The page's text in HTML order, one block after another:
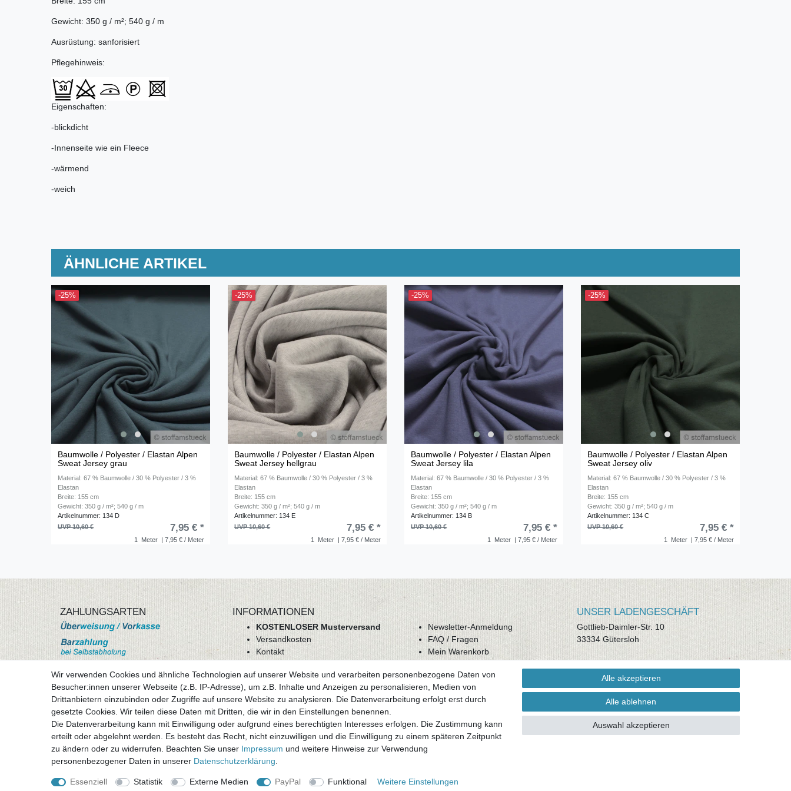
Gewicht: 350 g / m²; 540 g / m
Ausrüstung: sanforisiert
Pflegehinweis:
Eigenschaften:
-blickdicht
-Innenseite wie ein Fleece
-wärmend
-weich
ÄHNLICHE ARTIKEL
-25%
Baumwolle / Polyester / Elastan Alpen
Sweat Jersey grau
Material: 67 % Baumwolle / 30 % Polyester / 3 %
Elastan
Breite: 155 cm
Gewicht: 350 g / m²; 540 g / m
Artikelnummer: 134 D
1 Meter | 7,95 € / Meter
UVP 10,60 € 7,95 € *
-25%
Baumwolle / Polyester / Elastan Alpen
Sweat Jersey hellgrau
Material: 67 % Baumwolle / 30 % Polyester / 3 %
Elastan
Breite: 155 cm
Gewicht: 350 g / m²; 540 g / m
Artikelnummer: 134 E
1 Meter | 7,95 € / Meter
UVP 10,60 € 7,95 € *
-25%
Baumwolle / Polyester / Elastan Alpen
Sweat Jersey lila
Material: 67 % Baumwolle / 30 % Polyester / 3 %
Elastan
Breite: 155 cm
Gewicht: 350 g / m²; 540 g / m
Artikelnummer: 134 B
1 Meter | 7,95 € / Meter
UVP 10,60 € 7,95 € *
-25%
Baumwolle / Polyester / Elastan Alpen
Sweat Jersey oliv
Material: 67 % Baumwolle / 30 % Polyester / 3 %
Elastan
Breite: 155 cm
Gewicht: 350 g / m²; 540 g / m
Artikelnummer: 134 C
1 Meter | 7,95 € / Meter
UVP 10,60 € 7,95 € *
ZAHLUNGSARTEN
mehr Informationen
Besuchen sie uns auf
INFORMATIONEN
KOSTENLOSER Musterversand
Versandkosten
Kontakt
AGB
Datenschutz
Impressum
Vertrag widerrufen
Newsletter-Anmeldung
FAQ / Fragen
Mein Warenkorb
Mein Konto
UNSER LADENGESCHÄFT
Gottlieb-Daimler-Str. 10
33334 Gütersloh
ÖFFNUNGSZEITEN
Montag - Dienstag: 8.00 - 18.00 Uhr,
Mittwoch Ruhetag, Donnerstag: 8.00 -
18.00 Uhr, Freitag 8.00 - 14.00 Uhr
KUNDENSERVICE
Alle Preise inklusive gesetzlicher Mehrwertsteuer und zuzüglichVersandkosten. * Pflichtfeld
Wir verwenden Cookies und ähnliche Technologien auf unserer Website und verarbeiten personenbezogene Daten von
Besucher:innen unserer Webseite (z.B. IP-Adresse), um z.B. Inhalte und Anzeigen zu personalisieren, Medien von
Drittanbietern einzubinden oder Zugriffe auf unsere Website zu analysieren. Die Datenverarbeitung erfolgt erst durch
gesetzte Cookies. Wir teilen diese Daten mit Dritten, die wir in den Einstellungen benennen.
Die Datenverarbeitung kann mit Einwilligung oder aufgrund eines berechtigten Interesses erfolgen. Die Zustimmung kann
erteilt oder abgelehnt werden. Es besteht das Recht, nicht einzuwilligen und die Einwilligung zu einem späteren Zeitpunkt
zu ändern oder zu widerrufen. Beachten Sie unser Impressum und weitere Hinweise zur Verwendung
personenbezogener Daten in unserer Daten­schutz­erklärung
Essenziell Statistik Externe Medien PayPal Funktional Weitere Einstellungen
Alle akzeptieren
Alle ablehnen
Auswahl akzeptieren